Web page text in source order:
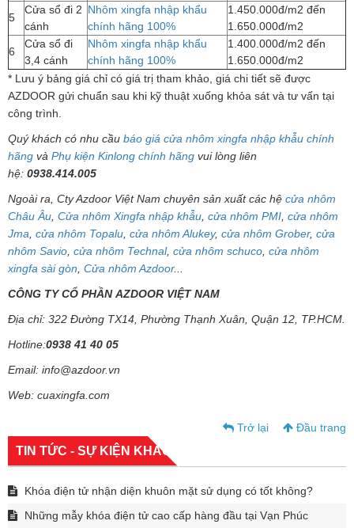
5
Cửa sổ đi 2
cánh
Nhôm xingfa nhập khẩu
chính hãng 100%
1.450.000đ/m2 đến
1.650.000đ/m2
6
Cửa sổ đi
3,4 cánh
Nhôm xingfa nhập khẩu
chính hãng 100%
1.400.000đ/m2 đến
1.650.000đ/m2
* Lưu ý bảng giá chỉ có giá trị tham khảo, giá chi tiết sẽ được
AZDOOR gửi chuẩn sau khi kỹ thuật xuống khỏa sát và tư vấn tại
công trình.
Quý khách có nhu cầu báo giá cửa nhôm xingfa nhập khẫu chính
hãng và Phụ kiện Kinlong chính hãng vui lòng liên
hệ: 0938.414.005
Ngoài ra, Cty Azdoor Việt Nam chuyên sản xuất các hệ cửa nhôm
Châu Âu Cửa nhôm Xingfa nhập khẫu cửa nhôm PMI cửa nhôm
Jma cửa nhôm Topalu cửa nhôm Alukey, cửa nhôm Grober, cửa
nhôm Savio cửa nhôm Technal, cửa nhôm schuco cửa nhôm
xingfa sài gòn Cửa nhôm Azdoor...
CÔNG TY CỔ PHẦN AZDOOR VIỆT NAM
Địa chỉ: 322 Đường TX14, Phường Thạnh Xuân, Quận 12, TP.HCM.
Hotline:0938 41 40 05
Email: info@azdoor.vn
Web: cuaxingfa.com
Trở lại Đầu trang
TIN TỨC - SỰ KIỆN KHÁC
Khóa điện tử nhận diện khuôn mặt sử dụng có tốt không?
Những mẫy khóa điện tử cao cấp hàng đầu tại Vạn Phúc